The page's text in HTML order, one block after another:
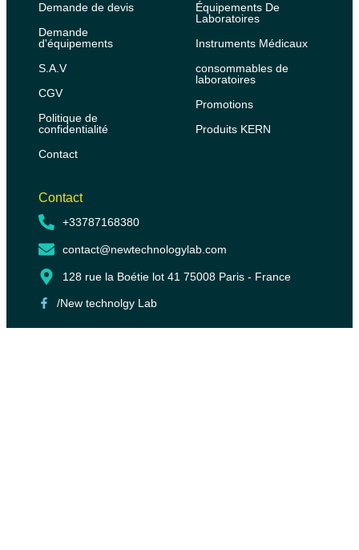
Demande de devis
Demande
d'équipements
S.A.V
CGV
Politique de
confidentialité
Contact
Équipements De
Laboratoires
Instruments Médicaux
consommables de
laboratoires
Promotions
Produits KERN
Contact
+33787168380
contact@newtechnologylab.com
128 rue la Boétie lot 41 75008 Paris - France
/New technolgy Lab